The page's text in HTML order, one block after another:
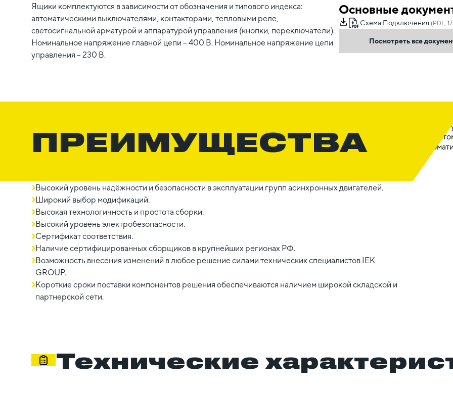
Ящики комплектуются в зависимости от обозначения и типового индекса:
автоматическими выключателями, контакторами, тепловыми реле,
светосигнальной арматурой и аппаратурой управления (кнопки, переключатели).
Номинальное напряжение главной цепи – 400 В. Номинальное напряжение цепи
управления – 230 В.
Основные
Схема Подключения (PDF,
Посмотреть все
ПРЕИМУЩЕСТВА
Высокий уровень надёжности и безопасности в эксплуатации групп асинхронных двигателей.
Широкий выбор модификаций.
Высокая технологичность и простота сборки.
Высокий уровень электробезопасности.
Сертификат соответствия.
Наличие сертифицированных сборщиков в крупнейших регионах РФ.
Возможность внесения изменений в любое решение силами технических специалистов IEK
GROUP.
Короткие сроки поставки компонентов решения обеспечиваются наличием широкой складской и
партнерской сети.
Технические